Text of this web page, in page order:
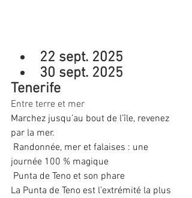
22 sept. 2025
30 sept. 2025
Tenerife
Entre terre et mer
Marchez jusqu’au bout de l’île, revenez
par la mer.
Randonnée, mer et falaises : une
journée 100 % magique
Punta de Teno et son phare
La Punta de Teno est l’extrémité la plus